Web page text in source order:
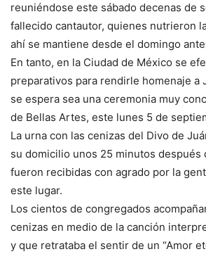
reuniéndose este sábado decenas de
fallecido cantautor, quienes nutrieron
ahí se mantiene desde el domingo
En tanto, en la Ciudad de México se
preparativos para rendirle homenaje a
se espera sea una ceremonia muy
de Bellas Artes, este lunes 5 de
La urna con las cenizas del Divo de
su domicilio unos 25 minutos después
fueron recibidas con agrado por la
este lugar.
Los cientos de congregados
cenizas en medio de la canción
y que retrataba el sentir de un “Amor